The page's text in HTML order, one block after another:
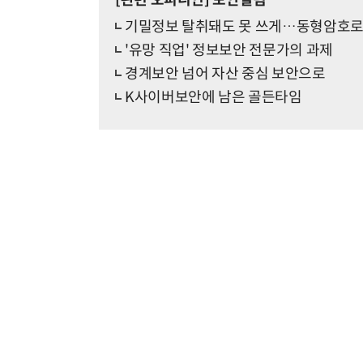
기밀정보 탈취돼도 못 쓰게…동형암호
'유망 직업' 정보보안 전문가의 과제
경계보안 넘어 자산 중심 보안으로
K사이버보안에 남은 골든타임